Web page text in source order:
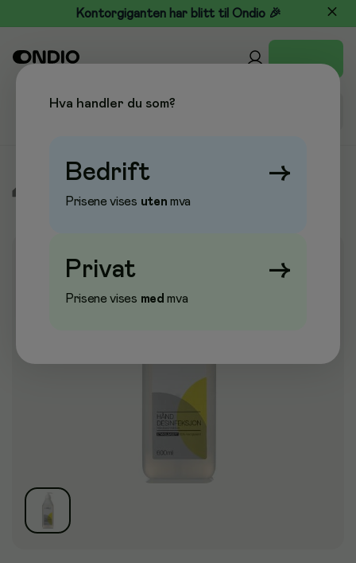
Kontorgiganten har blitt til Ondio 🎉
Hva handler du som?
Bedrift →
Prisene vises uten mva
Privat →
Prisene vises med mva